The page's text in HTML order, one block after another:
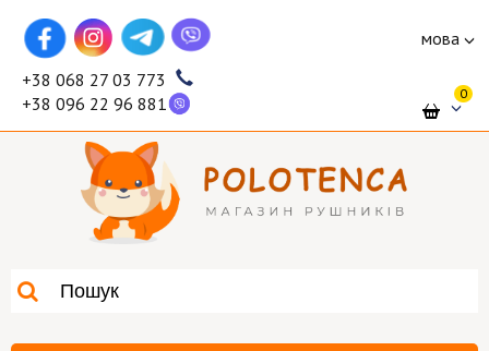
мова
+38 068 27 03 773
+38 096 22 96 881
0